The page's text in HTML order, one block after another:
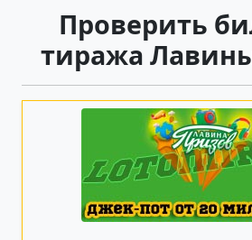
Проверить
тиража